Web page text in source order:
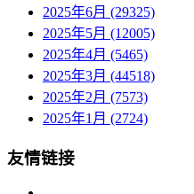
2025年6月 (29325)
2025年5月 (12005)
2025年4月 (5465)
2025年3月 (44518)
2025年2月 (7573)
2025年1月 (2724)
友情链接